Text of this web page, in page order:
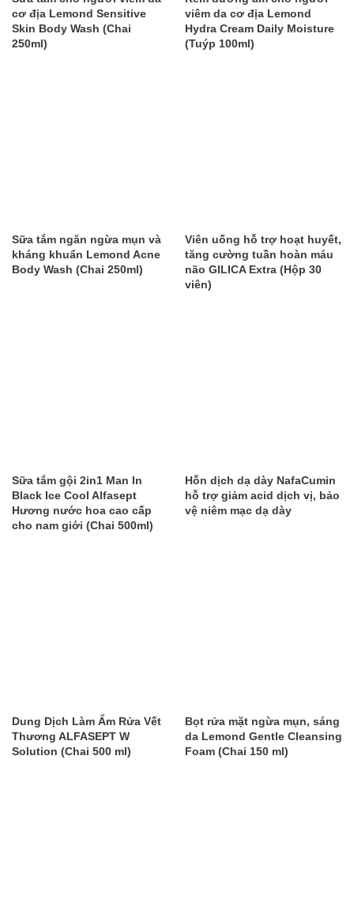
cơ địa Lemond Sensitive
Skin Body Wash (Chai
250ml)
viêm da cơ địa Lemond
Hydra Cream Daily Moisture
(Tuýp 100ml)
Sữa tắm ngăn ngừa mụn và
kháng khuẩn Lemond Acne
Body Wash (Chai 250ml)
​Viên uống hỗ trợ hoạt huyết,
tăng cường tuần hoàn máu
não GILICA Extra (Hộp 30
viên)
Sữa tắm gội 2in1 Man In
Black Ice Cool Alfasept
Hương nước hoa cao cấp
cho nam giới (Chai 500ml)
Hỗn dịch dạ dày NafaCumin
hỗ trợ giảm acid dịch vị, bảo
vệ niêm mạc dạ dày
Dung Dịch Làm Ẩm Rửa Vết
Thương ALFASEPT W
Solution (Chai 500 ml)
Bọt rửa mặt ngừa mụn, sáng
da Lemond Gentle Cleansing
Foam (Chai 150 ml)